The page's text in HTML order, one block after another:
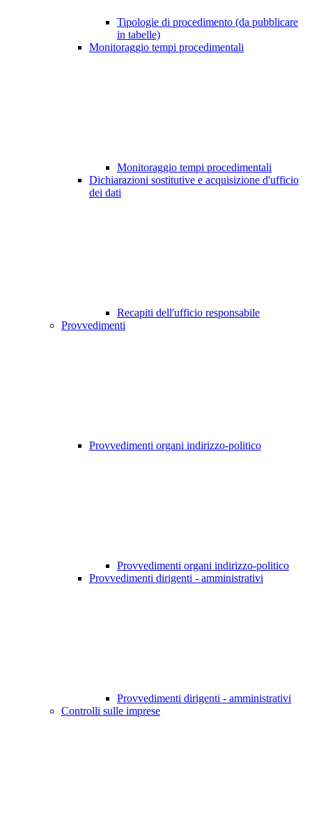
Tipologie di procedimento (da pubblicare
in tabelle)
Monitoraggio tempi procedimentali
Monitoraggio tempi procedimentali
Dichiarazioni sostitutive e acquisizione d'ufficio
dei dati
Recapiti dell'ufficio responsabile
Provvedimenti
Provvedimenti organi indirizzo-politico
Provvedimenti organi indirizzo-politico
Provvedimenti dirigenti - amministrativi
Provvedimenti dirigenti - amministrativi
Controlli sulle imprese